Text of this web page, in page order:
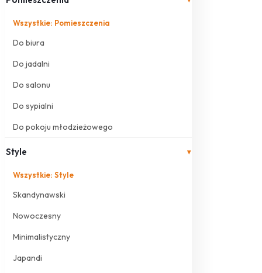
Wszystkie: Pomieszczenia
Do biura
Do jadalni
Do salonu
Do sypialni
Do pokoju młodzieżowego
Style ▾
Wszystkie: Style
Skandynawski
Nowoczesny
Minimalistyczny
Japandi